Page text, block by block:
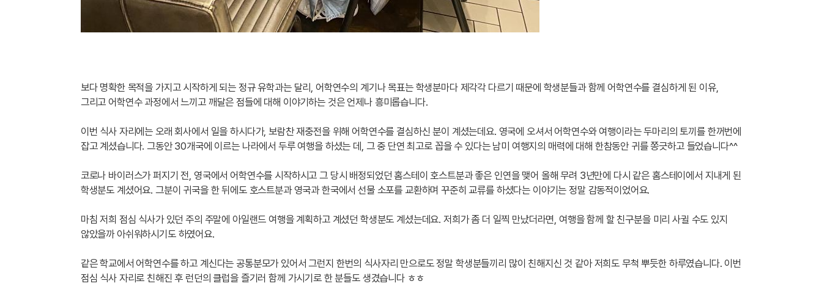
보다 명확한 목적을 가지고 시작하게 되는 정규 유학과는 달리, 어학연수의 계기나 목표는 학생분마다 제각각 다르기 때문에 학생분들과 함께 어학연수를 결심하게 된 이유,
그리고 어학연수 과정에서 느끼고 깨달은 점들에 대해 이야기하는 것은 언제나 흥미롭습니다.
이번 식사 자리에는 오래 회사에서 일을 하시다가, 보람찬 재충전을 위해 어학연수를 결심하신 분이 계셨는데요. 영국에 오셔서 어학연수와 여행이라는 두마리의 토끼를 한꺼번에
잡고 계셨습니다. 그동안 30개국에 이르는 나라에서 두루 여행을 하셨는 데, 그 중 단연 최고로 꼽을 수 있다는 남미 여행지의 매력에 대해 한참동안 귀를 쫑긋하고 들었습니다^^
코로나 바이러스가 퍼지기 전, 영국에서 어학연수를 시작하시고 그 당시 배정되었던 홈스테이 호스트분과 좋은 인연을 맺어 올해 무려 3년만에 다시 같은 홈스테이에서 지내게 된
학생분도 계셨어요. 그분이 귀국을 한 뒤에도 호스트분과 영국과 한국에서 선물 소포를 교환하며 꾸준히 교류를 하셨다는 이야기는 정말 감동적이었어요.
마침 저희 점심 식사가 있던 주의 주말에 아일랜드 여행을 계획하고 계셨던 학생분도 계셨는데요. 저희가 좀 더 일찍 만났더라면, 여행을 함께 할 친구분을 미리 사귈 수도 있지
않았을까 아쉬워하시기도 하였어요.
같은 학교에서 어학연수를 하고 계신다는 공통분모가 있어서 그런지 한번의 식사자리 만으로도 정말 학생분들끼리 많이 친해지신 것 같아 저희도 무척 뿌듯한 하루였습니다. 이번
점심 식사 자리로 친해진 후 런던의 클럽을 즐기러 함께 가시기로 한 분들도 생겼습니다 ㅎㅎ